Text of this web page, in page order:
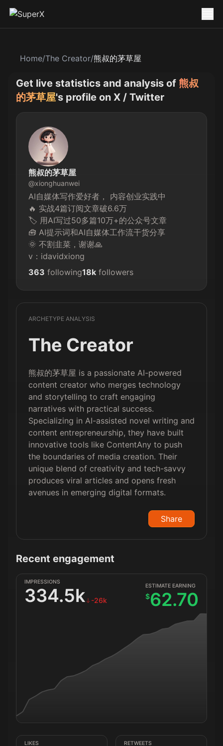
Home/The Creator/熊叔的茅草屋
Get live statistics and analysis of 熊叔
的茅草屋's profile on X / Twitter
熊叔的茅草屋
@xionghuanwei
AI自媒体写作爱好者， 内容创业实践中
🔥 实战4篇订阅文章破6.6万
🏷️ 用AI写过50多篇10万+的公众号文章
🧰 AI提示词和AI自媒体工作流干货分享
🌞 不割韭菜，谢谢🙏
v：idavidxiong
363 following18k followers
ARCHETYPE ANALYSIS
The Creator
熊叔的茅草屋 is a passionate AI-powered
content creator who merges technology
and storytelling to craft engaging
narratives with practical success.
Specializing in AI-assisted novel writing and
content entrepreneurship, they have built
innovative tools like ContentAny to push
the boundaries of media creation. Their
unique blend of creativity and tech-savvy
produces viral articles and opens fresh
avenues in emerging digital formats.
Share
Recent engagement
IMPRESSIONS
334.5k -26k
ESTIMATE EARNING
$62.70
LIKES RETWEETS